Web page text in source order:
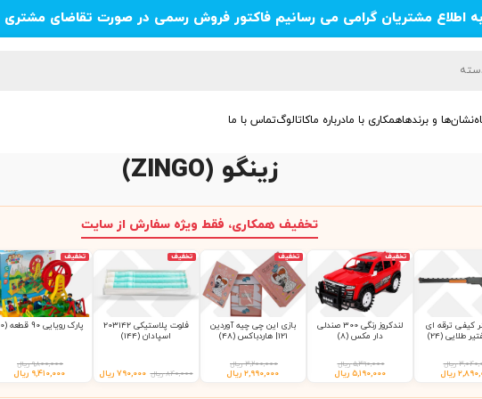
به اطلاع مشتریان گرامی می رسانیم فاکتور فروش رسمی در صورت تقاضای مشتری
نشان‌ها و برندهاهمکاری با مادرباره ماکاتالوگتماس با ما
زینگو (ZINGO)
تخفیف همکاری، فقط ویژه سفارش از سایت
کیفی ترقه ای
ریال
ریال
تخفیف
لندکروز رنگی 300 صندلی
دار مکس (8)
۵,۳۹۰,۰۰۰ ریال
۵,۱۹۰,۰۰۰ ریال
تخفیف
بازی این چی چیه آوردین
121| هاردباکس (48)
۳,۲۰۰,۰۰۰ ریال
۲,۹۹۰,۰۰۰ ریال
تخفیف
فلوت پلاستیکی 203142
اسپادان (144)
۸۴۰,۰۰۰ ریال ۷۹۰,۰۰۰ ریال
تخفیف
پارک رویایی 90 قطعه (10)
۹,۸۰۰,۰۰۰ ریال
۹,۴۱۰,۰۰۰ ریال